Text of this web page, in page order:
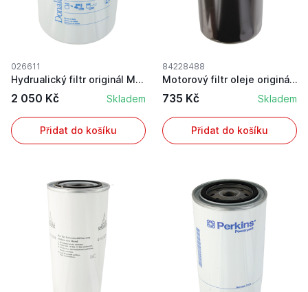
026611
Hydrualický filtr originál Merlo pro typy MF, T...
2 050 Kč Skladem
Přidat do košíku
84228488
Motorový filtr oleje originál CNH 84228488 pro ...
735 Kč Skladem
Přidat do košíku